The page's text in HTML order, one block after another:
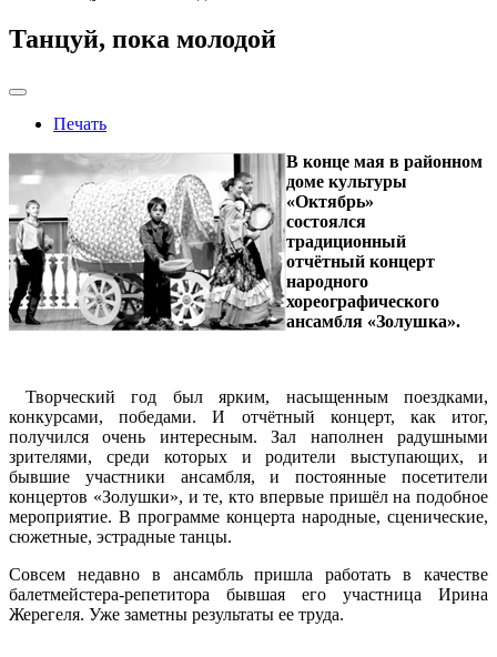
Танцуй, пока молодой
Печать
В конце мая в районном
доме культуры
«Октябрь»
состоялся
традиционный
отчётный концерт
народного
хореографического
ансамбля «Золушка».
Творческий год был ярким, насыщенным поездками,
конкурсами, победами. И отчётный концерт, как итог,
получился очень интересным. Зал наполнен радушными
зрителями, среди которых и родители выступающих, и
бывшие участники ансамбля, и постоянные посетители
концертов «Золушки», и те, кто впервые пришёл на подобное
мероприятие. В программе концерта народные, сценические,
сюжетные, эстрадные танцы.
Совсем недавно в ансамбль пришла работать в качестве
балетмейстера-репетитора бывшая его участница Ирина
Жерегеля. Уже заметны результаты ее труда.